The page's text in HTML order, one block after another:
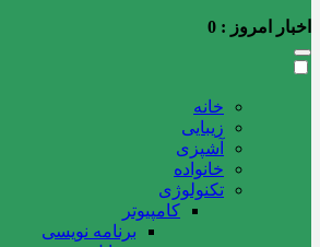
اخبار امروز : 0
خانه
زیبایی
آشپزی
خانواده
تکنولوژی
کامپیوتر
برنامه نویسی